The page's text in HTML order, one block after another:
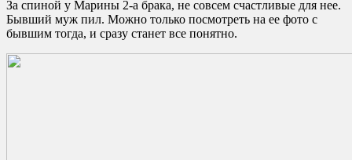
За спиной у Марины 2-а брака, не совсем счастливые для нее.
Бывший муж пил. Можно только посмотреть на ее фото с
бывшим тогда, и сразу станет все понятно.